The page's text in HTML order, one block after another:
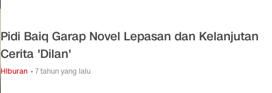
Pidi Baiq Garap Novel Lepasan dan Kelanjutan
Cerita 'Dilan'
Hiburan • 7 tahun yang lalu